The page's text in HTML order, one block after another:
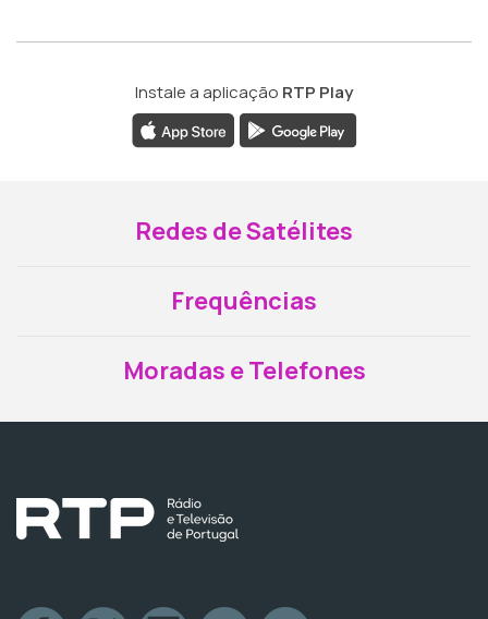
Instale a aplicação RTP Play
Redes de Satélites
Frequências
Moradas e Telefones